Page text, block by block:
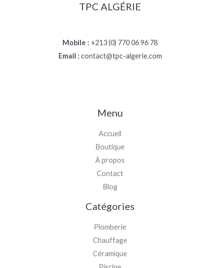
TPC ALGÉRIE
Mobile : +213 (0) 770 06 96 78
Email : contact@tpc-algerie.com
Menu
Accueil
Boutique
À propos
Contact
Blog
Catégories
Plomberie
Chauffage
Céramique